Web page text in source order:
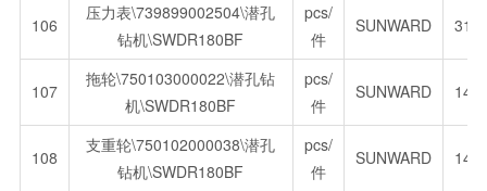
106
压力表\739899002504\潜孔
钻机\SWDR180BF
pcs/
件
SUNWARD
107
拖轮\750103000022\潜孔钻
机\SWDR180BF
pcs/
件
SUNWARD
108
支重轮\750102000038\潜孔
钻机\SWDR180BF
pcs/
件
SUNWARD